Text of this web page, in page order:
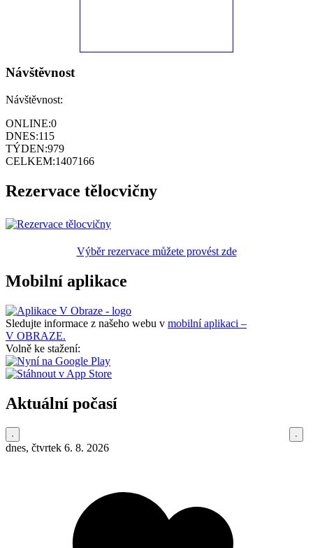
Návštěvnost
Návštěvnost:
ONLINE:0
DNES:115
TÝDEN:979
CELKEM:1407166
Rezervace tělocvičny
Výběr rezervace můžete provést zde
Mobilní aplikace
Sledujte informace z našeho webu v mobilní aplikaci –
V OBRAZE.
Volně ke stažení:
Aktuální počasí
dnes, čtvrtek 6. 8. 2026